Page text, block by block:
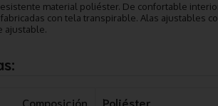
material poliéster. De confortable
con tela transpirable. Alas ajustables
ajustable.
Composición
Poliéster